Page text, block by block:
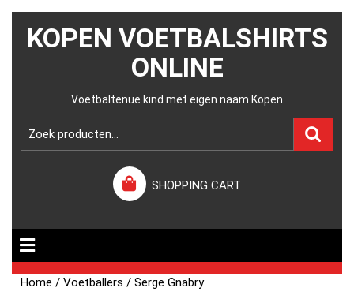
KOPEN VOETBALSHIRTS
ONLINE
Voetbaltenue kind met eigen naam Kopen
SHOPPING CART
Home /Voetballers / Serge Gnabry